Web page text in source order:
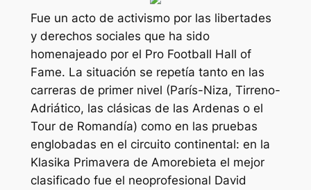
Fue un acto de activismo por las libertades
y derechos sociales que ha sido
homenajeado por el Pro Football Hall of
Fame. La situación se repetía tanto en las
carreras de primer nivel (París-Niza, Tirreno-
Adriático, las clásicas de las Ardenas o el
Tour de Romandía) como en las pruebas
englobadas en el circuito continental: en la
Klasika Primavera de Amorebieta el mejor
clasificado fue el neoprofesional David